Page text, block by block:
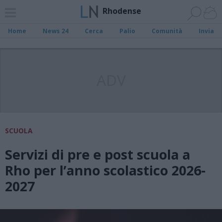
Rhodense
Home News 24 Cerca Palio Comunità Invia
SCUOLA
Servizi di pre e post scuola a
Rho per l’anno scolastico 2026-
2027